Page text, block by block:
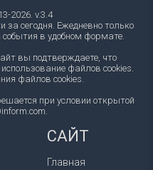
2026. v.3.4
за сегодня. Ежедневно только
в удобном формате.
вы подтверждаете, что
файлов cookies.
файлов cookies.
при условии открытой
САЙТ
Главная